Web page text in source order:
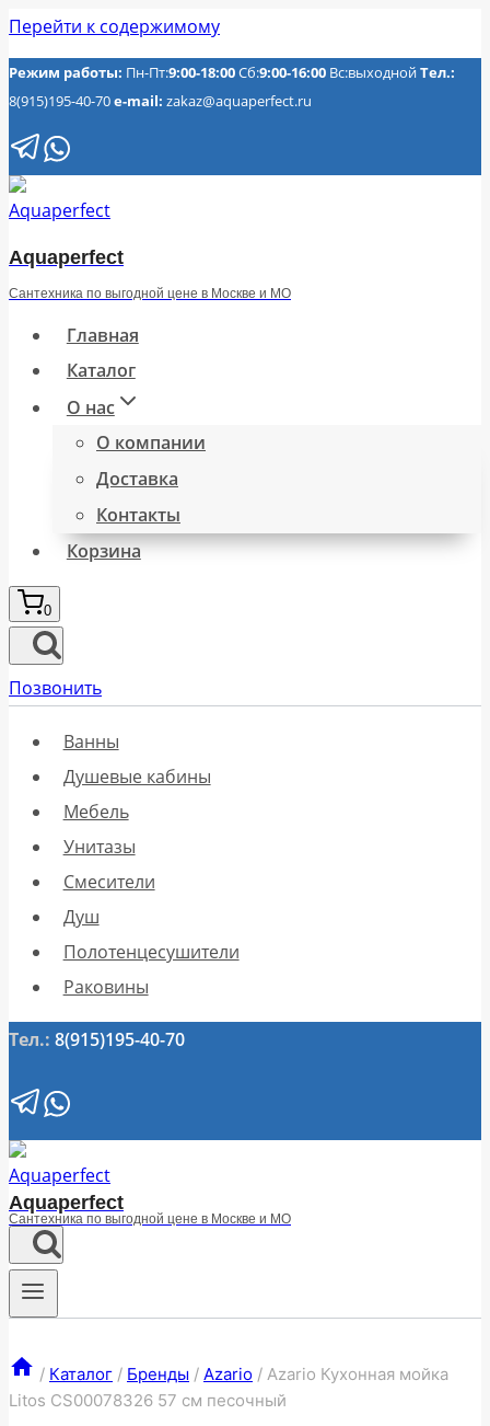
Перейти к содержимому
Режим работы: Пн-Пт:9:00-18:00Сб:9:00-16:00 Вс:выходнойТел.:
8(915)195-40-70e-mail: zakaz@aquaperfect.ru
Aquaperfect
Сантехника по выгодной цене в Москве и МО
Главная
Каталог
О нас
О компании
Доставка
Контакты
Корзина
0
Позвонить
Ванны
Душевые кабины
Мебель
Унитазы
Смесители
Душ
Полотенцесушители
Раковины
Тел.: 8(915)195-40-70
Aquaperfect
Сантехника по выгодной цене в Москве и МО
/ Каталог / Бренды / Azario / Azario Кухонная мойка
Litos CS00078326 57 см песочный